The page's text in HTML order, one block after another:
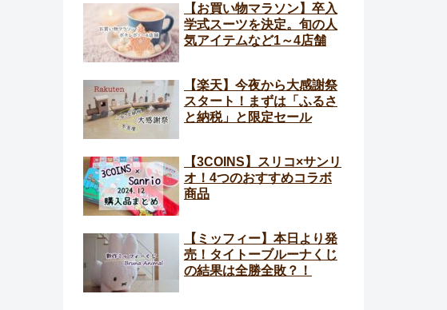
【お買い物マラソン】卒入
学式スーツを決定。旬の人
気アイテムなど1～4店舗
【楽天】今夜から大感謝祭
スタート！まずは「ふるさ
と納税」と限定セール
【3COINS】スリコ×サンリ
オ！4つのおすすめコラボ
商品
【ミッフィー】本日より発
売！タイトーブルーナくじ
の結果は全勝全敗？！